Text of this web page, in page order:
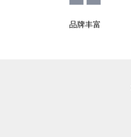
品牌丰富